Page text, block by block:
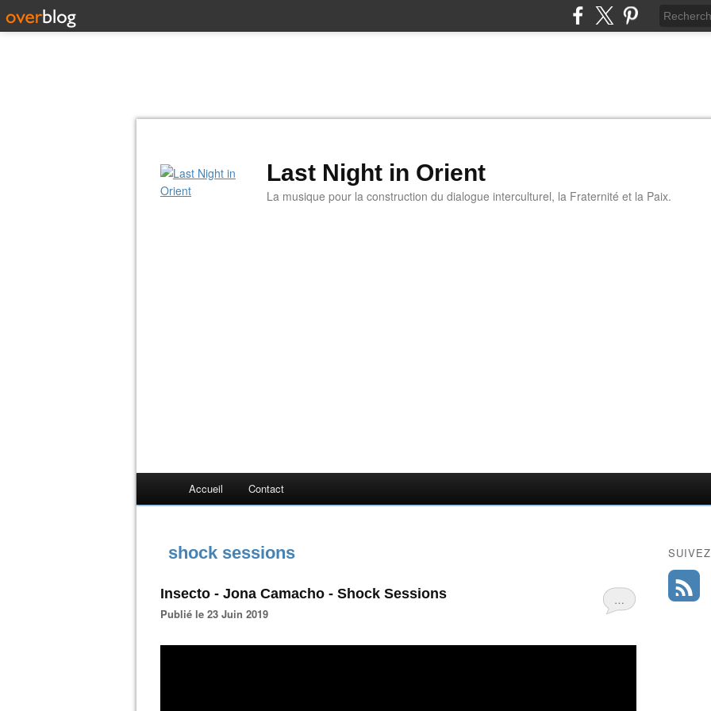
Last Night in Orient
La musique pour la construction du dialogue interculturel, la Fraternité et la Paix.
Accueil Contact
shock sessions
…
Insecto - Jona Camacho - Shock Sessions
Publié le 23 Juin 2019